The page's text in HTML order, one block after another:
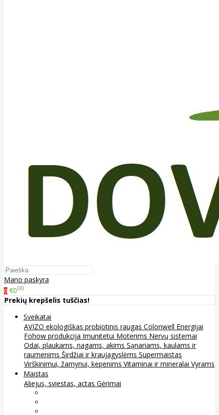
Mano paskyra
0 €000
Prekių krepšelis tuščias!
Sveikatai
AVIZO ekologiškas probiotinis raugas Colonwell Energijai
Fohow produkcija Imunitetui Moterims Nervų sistemai
Odai, plaukams, nagams, akims Sąnariams, kaulams ir
raumenims Širdžiai ir kraujagyslėms Supermaistas
Virškinimui, žarnynui, kepenims Vitaminai ir mineralai Vyrams
Maistas
Aliejus, sviestas, actas Gėrimai